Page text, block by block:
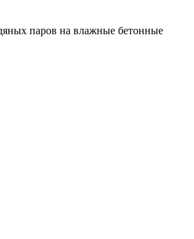
паров на влажные бетонные